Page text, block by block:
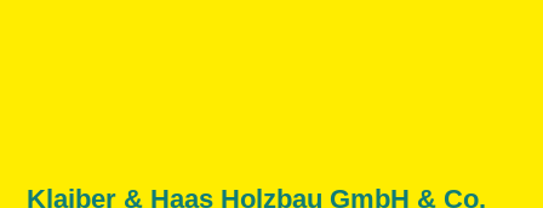
Klaiber & Haas Holzbau GmbH & Co.